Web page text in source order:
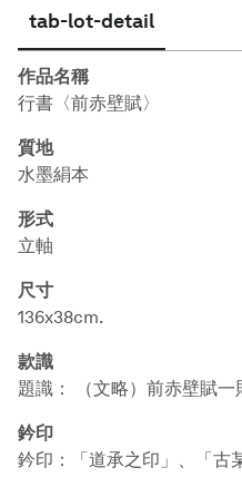
tab-lot-detail
作品名稱
行書〈前赤壁賦〉
質地
水墨絹本
形式
立軸
尺寸
136x38cm.
款識
題識： （文略）前赤壁賦一
鈐印
鈐印：「道承之印」、「古